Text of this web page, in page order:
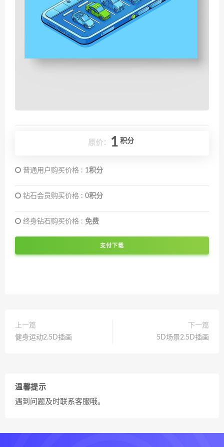
原价： 1 积分
普通用户购买价格 : 1积分
钻石会员购买价格 : 0积分
终身钻石购买价格 : 免费
支付下载
上一篇
健身运动2.5D插画
下一篇
5D场景2.5D插画
温馨提示
遇到问题及时联系客服哦。